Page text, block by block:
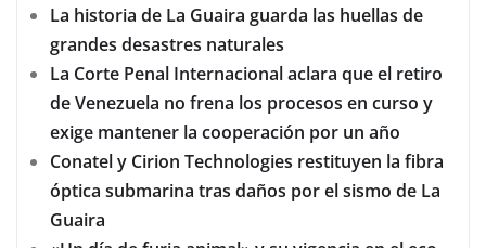
La historia de La Guaira guarda las huellas de
grandes desastres naturales
La Corte Penal Internacional aclara que el retiro
de Venezuela no frena los procesos en curso y
exige mantener la cooperación por un año
Conatel y Cirion Technologies restituyen la fibra
óptica submarina tras daños por el sismo de La
Guaira